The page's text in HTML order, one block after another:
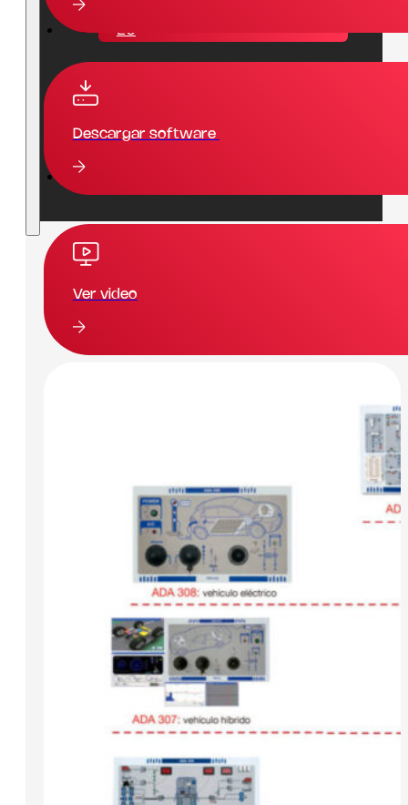
EU
Siempre hay un paso más que dar.
Descargar software
Ver video